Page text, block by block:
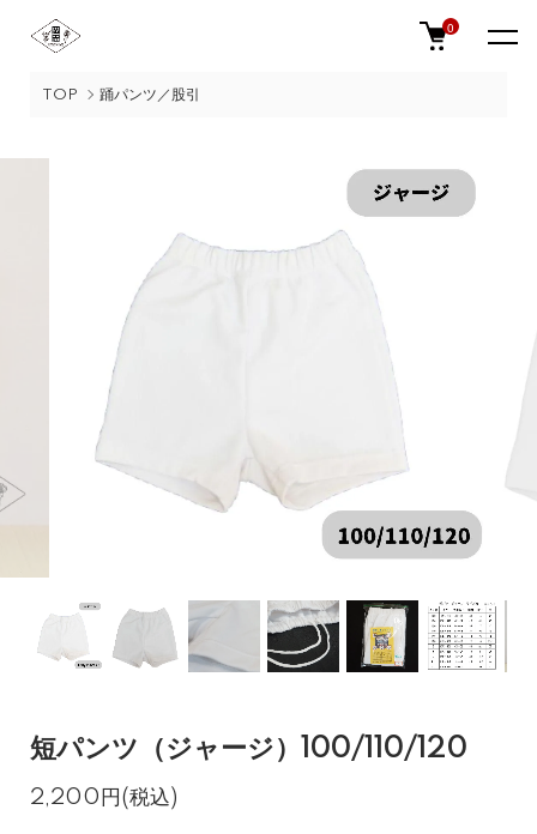
0
TOP 踊パンツ／股引
短パンツ（ジャージ）100/110/120
2,200円(税込)